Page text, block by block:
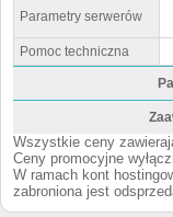
Parametry serwerów
Pomoc techniczna
Wszystkie ceny
Ceny promocyjne
W ramach kont
zabroniona jest